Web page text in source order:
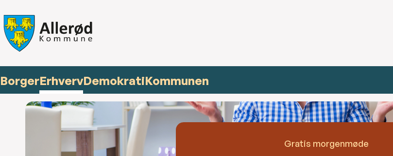
BorgerErhvervDemokratiKommunen
Gratis morgenmøde